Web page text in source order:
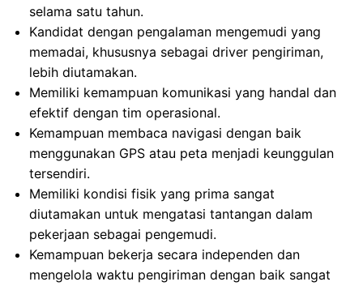
selama satu tahun.
Kandidat dengan pengalaman mengemudi yang
memadai, khususnya sebagai driver pengiriman,
lebih diutamakan.
Memiliki kemampuan komunikasi yang handal dan
efektif dengan tim operasional.
Kemampuan membaca navigasi dengan baik
menggunakan GPS atau peta menjadi keunggulan
tersendiri.
Memiliki kondisi fisik yang prima sangat
diutamakan untuk mengatasi tantangan dalam
pekerjaan sebagai pengemudi.
Kemampuan bekerja secara independen dan
mengelola waktu pengiriman dengan baik sangat